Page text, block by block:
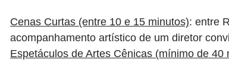
Cenas Curtas (entre 10 e 15 minutos): entre
acompanhamento artístico de um diretor
Espetáculos de Artes Cênicas (mínimo de 40